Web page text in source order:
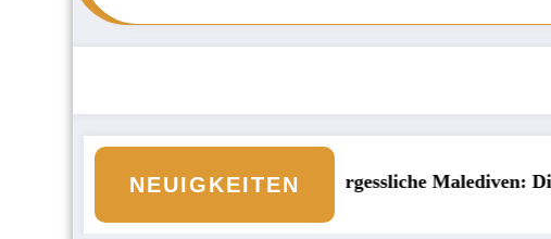
NEUIGKEITEN
an den Börsen Unvergessliche Malediven: Die